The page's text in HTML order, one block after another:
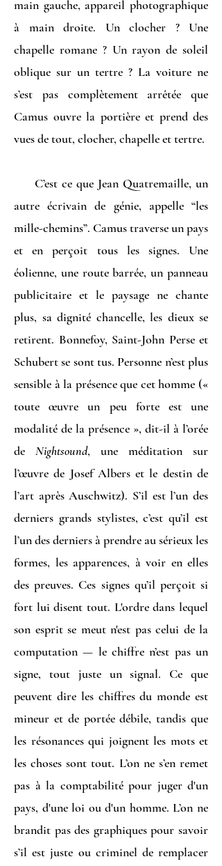
main gauche, appareil photographique
à main droite. Un clocher ? Une
chapelle romane ? Un rayon de soleil
oblique sur un tertre ? La voiture ne
s’est pas complètement arrêtée que
Camus ouvre la portière et prend des
vues de tout, clocher, chapelle et tertre.
C’est ce que Jean Quatremaille, un
autre écrivain de génie, appelle “les
mille-chemins”. Camus traverse un pays
et en perçoit tous les signes. Une
éolienne, une route barrée, un panneau
publicitaire et le paysage ne chante
plus, sa dignité chancelle, les dieux se
retirent. Bonnefoy, Saint-John Perse et
Schubert se sont tus. Personne n’est plus
sensible à la présence que cet homme («
toute œuvre un peu forte est une
modalité de la présence », dit-il à l’orée
de Nightsound, une méditation sur
l’œuvre de Josef Albers et le destin de
l’art après Auschwitz). S’il est l’un des
derniers grands stylistes, c’est qu’il est
l’un des derniers à prendre au sérieux les
formes, les apparences, à voir en elles
des preuves. Ces signes qu’il perçoit si
fort lui disent tout. L'ordre dans lequel
son esprit se meut n'est pas celui de la
computation — le chiffre n’est pas un
signe, tout juste un signal. Ce que
peuvent dire les chiffres du monde est
mineur et de portée débile, tandis que
les résonances qui joignent les mots et
les choses sont tout. L’on ne s’en remet
pas à la comptabilité pour juger d'un
pays, d'une loi ou d'un homme. L’on ne
brandit pas des graphiques pour savoir
s’il est juste ou criminel de remplacer